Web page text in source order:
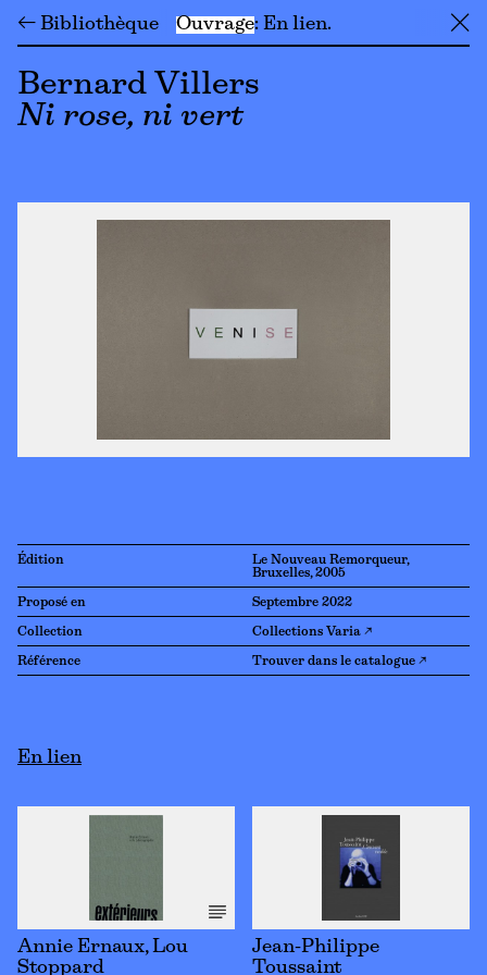
← Bibliothèque Ouvrage En lien ╳
Bernard Villers
Ni rose, ni vert
Édition
Le Nouveau Remorqueur,
Bruxelles, 2005
Proposé en Septembre 2022
Collection Collections Varia ↗
Référence Trouver dans le catalogue ↗
En lien
Annie Ernaux, Lou
Stoppard
Jean-Philippe
Toussaint